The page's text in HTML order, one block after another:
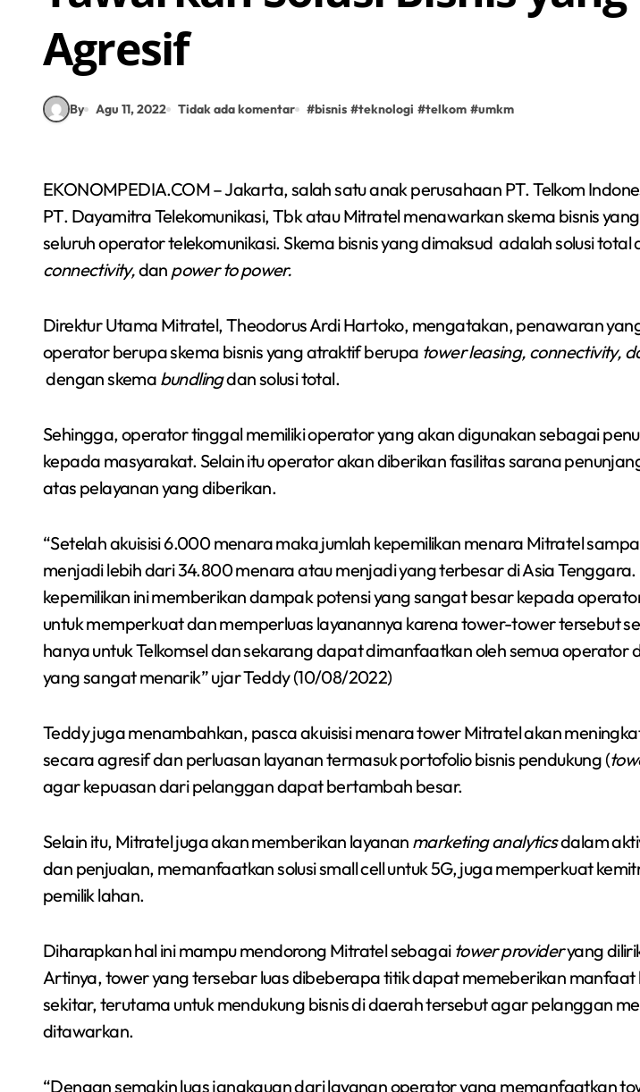
Agresif
By Agu 11, 2022 Tidak ada komentar #bisnis #teknologi #telkom #umkm
EKONOMPEDIA.COM – Jakarta, salah satu anak perusahaan PT. Telkom Indonesia (Persero) yakni
PT. Dayamitra Telekomunikasi, Tbk atau Mitratel menawarkan skema bisnis
seluruh operator telekomunikasi. Skema bisnis yang dimaksud adalah solusi total
connectivity,dan power to power.
Direktur Utama Mitratel, Theodorus Ardi Hartoko, mengatakan, penawaran
operator berupa skema bisnis yang atraktif berupa tower leasing, connectivity,
dengan skema bundlingdan solusi total.
Sehingga, operator tinggal memiliki operator yang akan digunakan sebagai
kepada masyarakat. Selain itu operator akan diberikan fasilitas sarana
atas pelayanan yang diberikan.
“Setelah akuisisi 6.000 menara maka jumlah kepemilikan menara Mitratel
menjadi lebih dari 34.800 menara atau menjadi yang terbesar di Asia Tenggara.
kepemilikan ini memberikan dampak potensi yang sangat besar kepada
untuk memperkuat dan memperluas layanannya karena tower-tower tersebut
hanya untuk Telkomsel dan sekarang dapat dimanfaatkan oleh semua operator
yang sangat menarik” ujar Teddy (10/08/2022)
Teddy juga menambahkan, pasca akuisisi menara tower Mitratel akan
secara agresif dan perluasan layanan termasuk portofolio bisnis pendukung (
agar kepuasan dari pelanggan dapat bertambah besar.
Selain itu, Mitratel juga akan memberikan layanan marketing analyticsdalam
dan penjualan, memanfaatkan solusi small cell untuk 5G, juga memperkuat
pemilik lahan.
Diharapkan hal ini mampu mendorong Mitratel sebagai tower provideryang
Artinya, tower yang tersebar luas dibeberapa titik dapat memeberikan
sekitar, terutama untuk mendukung bisnis di daerah tersebut agar pelanggan
ditawarkan.
“Dengan semakin luas jangkauan dari layanan operator yang memanfaatkan